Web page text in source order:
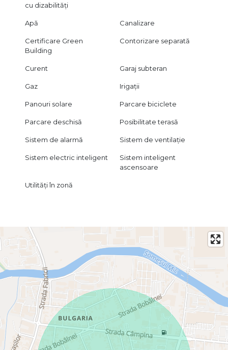
cu dizabilități
Apă Canalizare
Certificare Green
Building
Contorizare separată
Curent Garaj subteran
Gaz Irigații
Panouri solare Parcare biciclete
Parcare deschisă Posibilitate terasă
Sistem de alarmă Sistem de ventilație
Sistem electric inteligent
Sistem inteligent
ascensoare
Utilități în zonă